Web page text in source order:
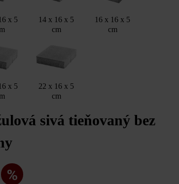
x 5
14 x 16 x 5
cm
16 x 16 x 5
cm
x 5
22 x 16 x 5
cm
sivá tieňovaný bez
%